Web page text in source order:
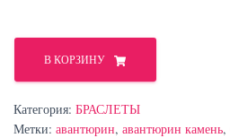
Количество
товара
Браслет
авантюрина
В КОРЗИНУ
Категория: БРАСЛЕТЫ
Метки: авантюрин, авантюрин камень,